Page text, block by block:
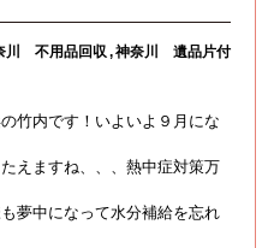
川 不用品回収
神奈川 遺品片付
竹内です！いよいよ９月にな
えますね、、、熱中症対策万
夢中になって水分補給を忘れ